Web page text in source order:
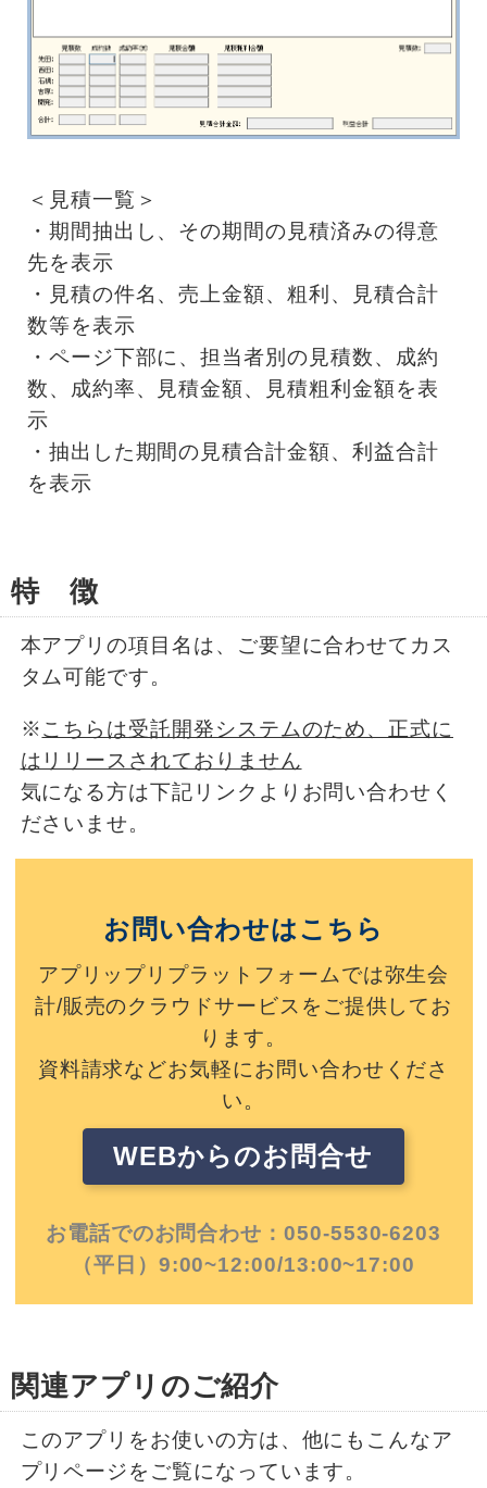
＜見積一覧＞
・期間抽出し、その期間の見積済みの得意
先を表示
・見積の件名、売上金額、粗利、見積合計
数等を表示
・ページ下部に、担当者別の見積数、成約
数、成約率、見積金額、見積粗利金額を表
示
・抽出した期間の見積合計金額、利益合計
を表示
特 徴
本アプリの項目名は、ご要望に合わせてカス
タム可能です。
※こちらは受託開発システムのため、正式に
はリリースされておりません
気になる方は下記リンクよりお問い合わせく
ださいませ。
お問い合わせはこちら
アプリップリプラットフォームでは弥生会
計/販売のクラウドサービスをご提供してお
ります。
資料請求などお気軽にお問い合わせくださ
い。
WEBからのお問合せ
お電話でのお問合わせ：050-5530-6203
（平日）9:00~12:00/13:00~17:00
関連アプリのご紹介
このアプリをお使いの方は、他にもこんなア
プリページをご覧になっています。